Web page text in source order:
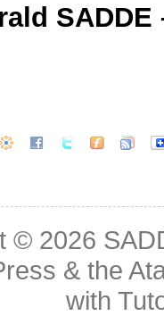
SADDE
© 2026
& the
with